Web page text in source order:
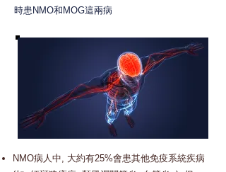
時患NMO和MOG這兩病
NMO病人中, 大約有25%會患其他免疫系統疾病